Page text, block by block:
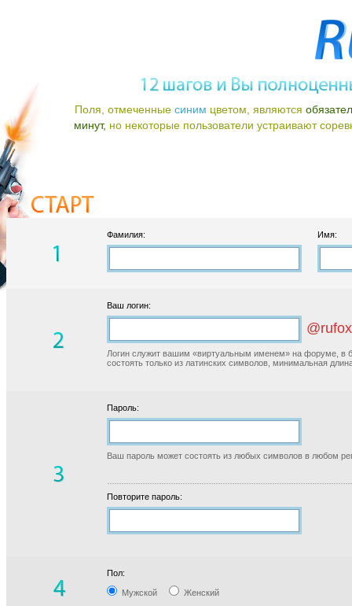
Поля, отмеченные синим цветом, являются
минут, но некоторые пользователи устраивают
Фамилия: Имя:
Ваш логин:
Логин служит вашим «виртуальным именем» на форуме, в
состоять только из латинских символов, минимальная
Пароль:
Ваш пароль может состоять из любых символов в любом
Повторите пароль:
Пол:
Мужской Женский